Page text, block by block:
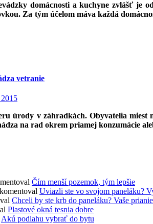
domácnosti a kuchyne zvlášť je
Za tým účelom máva každá
vetranie
úrody v záhradkách. Obyvatelia
na rad okrem priamej konzumácie
Čím menší pozemok, tým lepšie
komentoval Uviazli ste vo svojom paneláku?
Chceli by ste krb do paneláku? Vaše
Plastové okná tesnia dobre
Akú podlahu vybrať do bytu